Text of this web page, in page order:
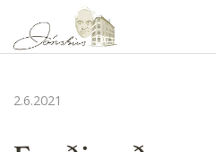
2.6.2021